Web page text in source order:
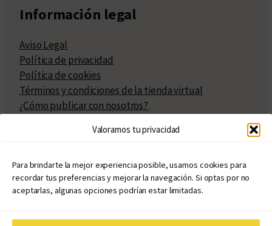
Valoramos tu privacidad
Para brindarte la mejor experiencia posible, usamos cookies para
recordar tus preferencias y mejorar la navegación. Si optas por no
aceptarlas, algunas opciones podrían estar limitadas.
Información legal
Aviso Legal
Política de privacidad
Política de cookies
Términos y condiciones de la tienda virtual
¿Cómo publicar con nosotros?
Políticas de publicación
Políticas de coedición
Atribuciones